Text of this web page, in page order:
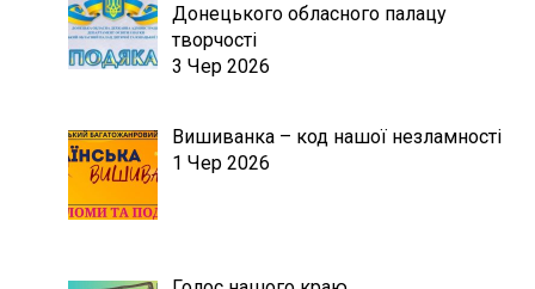
Донецького обласного палацу
творчості
3 Чер 2026
Вишиванка – код нашої незламності
1 Чер 2026